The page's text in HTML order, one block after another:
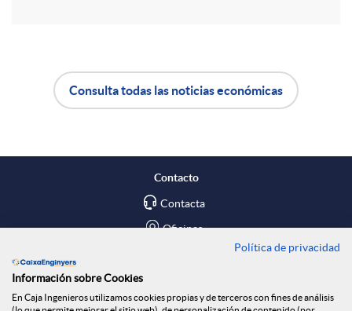
n
R
p
i
o
ó
Consulta todas las noticias económicas
Contacto
Contacta
Oficinas
Blog
Política de privacidad
Información sobre Cookies
En Caja Ingenieros utilizamos cookies propias y de terceros con fines de análisis